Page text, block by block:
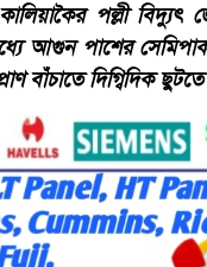
কালিয়াকৈর পল্লী
আগুন পাশের
বাঁচাতে দিগ্বিদিক